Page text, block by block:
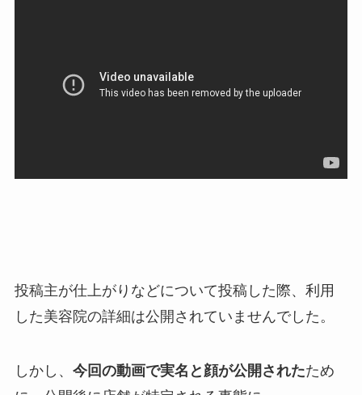
投稿主が仕上がりなどについて投稿した際、利用
した美容院の詳細は公開されていませんでした。
しかし、 今回の動画で実名と顔が公開されたため